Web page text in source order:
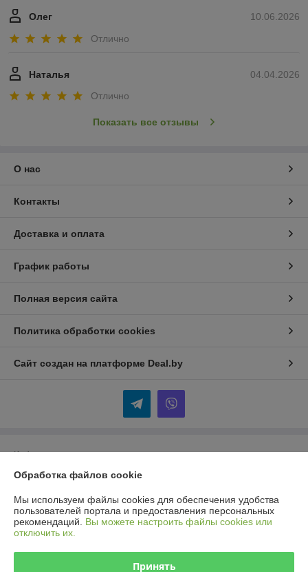
10.06.2026
Олег
Отлично
04.04.2026
Наталья
Отлично
Показать все отзывы
О нас
Контакты
Доставка и оплата
График работы
Полная версия сайта
Политика обработки cookies
Сайт создан на платформе Deal.by
Информация для покупателя
Юридическое лицо:Общество с ограниченной ответственностью
Республика Беларусь, г. Минск, 220073, пр. Пушкина, 68, кор. 18
Регистрационный номер ЕГР: 192166430
Регистрационный орган: Минский горисполком
Обработка файлов cookie
Мы используем файлы cookies для обеспечения удобства
пользователей портала и предоставления персональных
рекомендаций. Вы можете настроить файлы cookies или
отключить их.
Принять